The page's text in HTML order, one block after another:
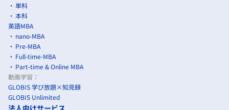
単科
本科
英語MBA
nano-MBA
Pre-MBA
Full-time-MBA
Part-time & Online MBA
動画学習：
GLOBIS 学び放題×知見録
GLOBIS Unlimited
法人向けサービス